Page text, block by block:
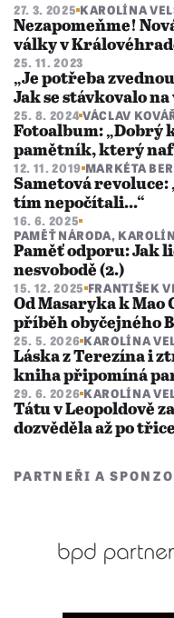
27. 3. 2025 KAROLÍNA
Nezapomeňme!
války v
25. 11. 2023
„Je potřeba
Jak se stávkovalo na
25. 8. 2024 VÁCLAV
Fotoalbum: „Dobrý
pamětník, který
12. 11. 2019 MARKÉTA
Sametová revoluce:
tím nepočítali...“
16. 6. 2025
PAMĚŤ NÁRODA,
Paměť odporu: Jak
nesvobodě (2.)
15. 12. 2025 FRANTIŠEK
Od Masaryka k Mao
příběh obyčejného
25. 5. 2026 KAROLÍNA
Láska z Terezína i
kniha připomíná
29. 6. 2026 KAROLÍNA
Tátu v Leopoldově
dozvěděla až po
PARTNEŘI A